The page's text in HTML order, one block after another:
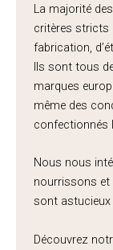
La majorité
critères stricts
fabrication,
Ils sont tous
marques
même des
confectionnés
Nous nous
nourrissons et
sont astucieux
Découvrez